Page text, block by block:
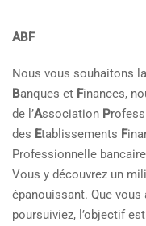
ABF
Nous vous souhaitons
Banques et Finances,
de l’Association P
des Etablissements F
Professionnelle
Vous y découvrez un
épanouissant. Que
poursuiviez, l’objectif